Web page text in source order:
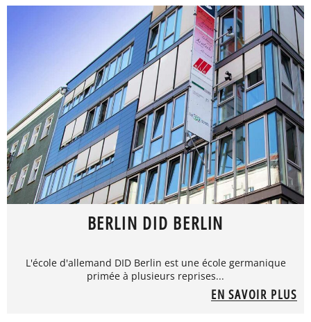
BERLIN DID BERLIN
L'école d'allemand DID Berlin est une école germanique
primée à plusieurs reprises...
EN SAVOIR PLUS